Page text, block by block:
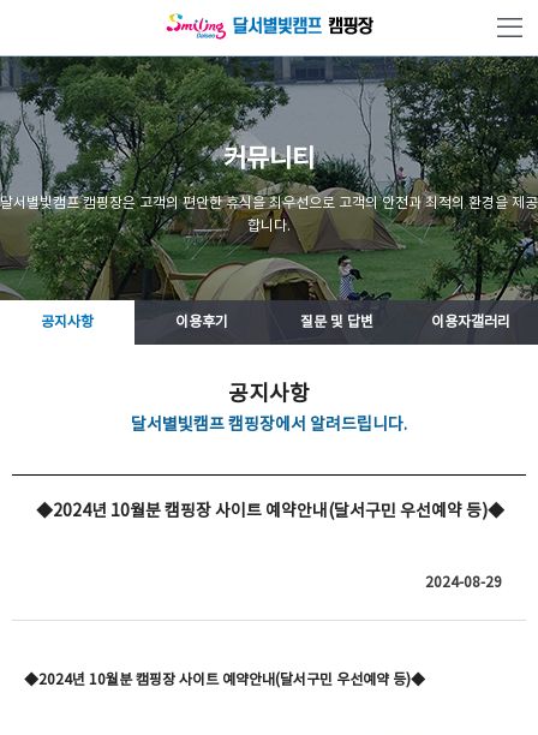
커뮤니티
달서별빛캠프 캠핑장은 고객의 편안한 휴식을 최우선으로 고객의 안전과 최적의 환경을 제공
합니다.
공지사항 이용후기 질문 및 답변 이용자갤러리
공지사항
달서별빛캠프 캠핑장에서 알려드립니다.
◆2024년 10월분 캠핑장 사이트 예약안내(달서구민 우선예약 등)◆
2024-08-29
◆2024년 10월분 캠핑장 사이트 예약안내(달서구민 우선예약 등)◆